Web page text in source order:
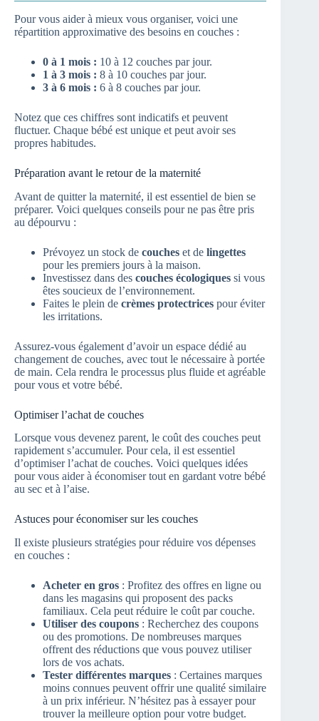
Pour vous aider à mieux vous organiser, voici une
répartition approximative des besoins en couches :
0 à 1 mois : 10 à 12 couches par jour.
1 à 3 mois : 8 à 10 couches par jour.
3 à 6 mois : 6 à 8 couches par jour.
Notez que ces chiffres sont indicatifs et peuvent
fluctuer. Chaque bébé est unique et peut avoir ses
propres habitudes.
Préparation avant le retour de la maternité
Avant de quitter la maternité, il est essentiel de bien se
préparer. Voici quelques conseils pour ne pas être pris
au dépourvu :
Prévoyez un stock de couches et de lingettes
pour les premiers jours à la maison.
Investissez dans des couches écologiques si vous
êtes soucieux de l’environnement.
Faites le plein de crèmes protectrices pour éviter
les irritations.
Assurez-vous également d’avoir un espace dédié au
changement de couches, avec tout le nécessaire à portée
de main. Cela rendra le processus plus fluide et agréable
pour vous et votre bébé.
Optimiser l’achat de couches
Lorsque vous devenez parent, le coût des couches peut
rapidement s’accumuler. Pour cela, il est essentiel
d’optimiser l’achat de couches. Voici quelques idées
pour vous aider à économiser tout en gardant votre bébé
au sec et à l’aise.
Astuces pour économiser sur les couches
Il existe plusieurs stratégies pour réduire vos dépenses
en couches :
Acheter en gros : Profitez des offres en ligne ou
dans les magasins qui proposent des packs
familiaux. Cela peut réduire le coût par couche.
Utiliser des coupons : Recherchez des coupons
ou des promotions. De nombreuses marques
offrent des réductions que vous pouvez utiliser
lors de vos achats.
Tester différentes marques : Certaines marques
moins connues peuvent offrir une qualité similaire
à un prix inférieur. N’hésitez pas à essayer pour
trouver la meilleure option pour votre budget.